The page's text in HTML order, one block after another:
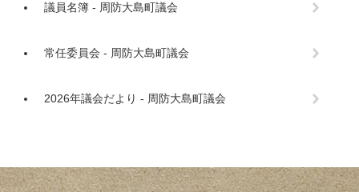
議員名簿 - 周防大島町議会
常任委員会 - 周防大島町議会
2026年議会だより - 周防大島町議会